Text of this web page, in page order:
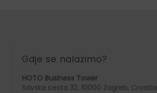
Gdje se nalazimo?
HOTO Business Tower
Savska cesta 32, 10000 Zagreb, Croatia